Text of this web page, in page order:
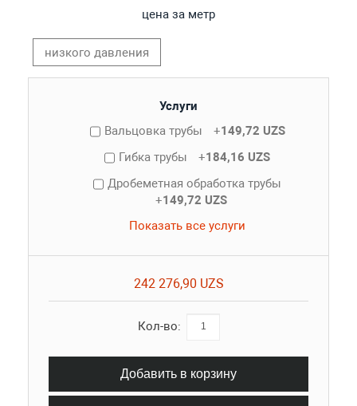
цена за метр
низкого давления
Услуги
Вальцовка трубы
+149,72 UZS
Гибка трубы
+184,16 UZS
Дробеметная обработка трубы
+149,72 UZS
Показать все услуги
242 276,90 UZS
Кол-во:
Добавить в корзину